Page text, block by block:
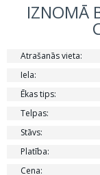
IZNOMĀ
Atrašanās vieta:
Iela:
Ēkas tips:
Telpas:
Stāvs:
Platība:
Cena: